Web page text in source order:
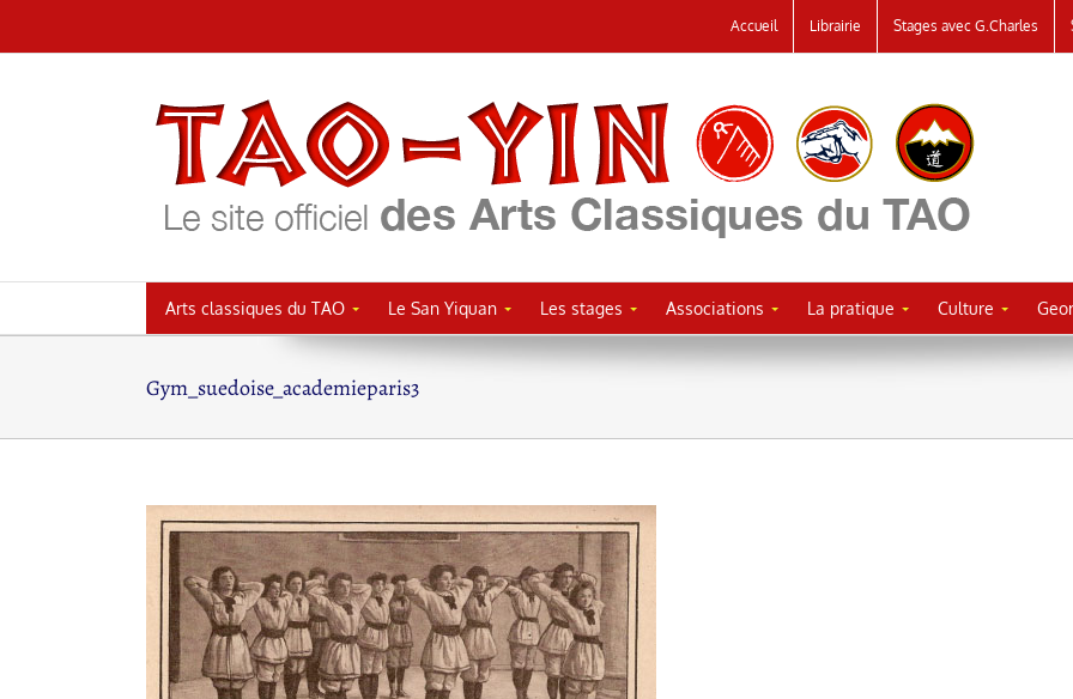
au
Accueil Librairie Stages avec G.Charles
Arts classiques du TAO Le San Yiquan Les stages Associations La pratique Culture
Gym_suedoise_academieparis3